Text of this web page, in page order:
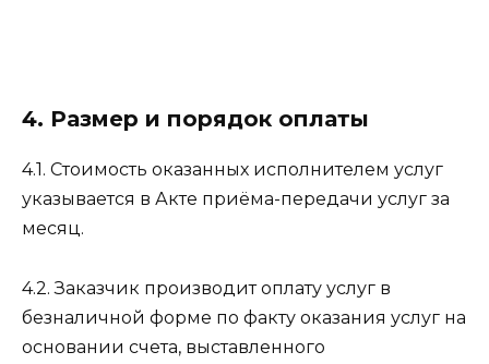
4. Размер и порядок оплаты
4.1. Стоимость оказанных исполнителем услуг
указывается в Акте приёма-передачи услуг за
месяц.
4.2. Заказчик производит оплату услуг в
безналичной форме по факту оказания услуг на
основании счета, выставленного